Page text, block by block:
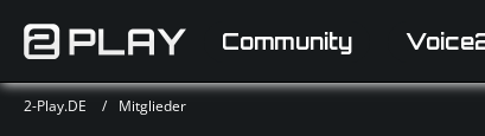
Community
2-Play.DE Mitglieder